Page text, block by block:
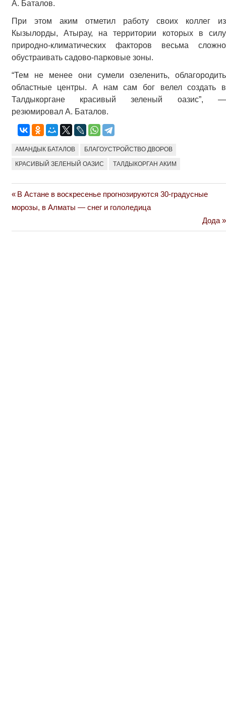
А. Баталов.
При этом аким отметил работу своих коллег из
Кызылорды, Атырау, на территории которых в силу
природно-климатических факторов весьма сложно
обустраивать садово-парковые зоны.
“Тем не менее они сумели озеленить, облагородить
областные центры. А нам сам бог велел создать в
Талдыкоргане красивый зеленый оазис”, —
резюмировал А. Баталов.
АМАНДЫК БАТАЛОВ БЛАГОУСТРОЙСТВО ДВОРОВ
КРАСИВЫЙ ЗЕЛЕНЫЙ ОАЗИС ТАЛДЫКОРГАН АКИМ
Навигация
Previous
Post:
В Астане в воскресенье прогнозируются 30-градусные
морозы, в Алматы — снег и гололедица
Next
Post:
Дода